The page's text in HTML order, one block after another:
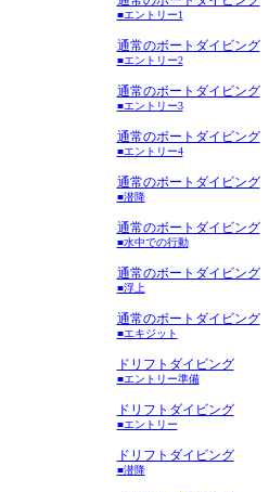
■エントリー1
通常のボートダイビング
■エントリー2
通常のボートダイビング
■エントリー3
通常のボートダイビング
■エントリー4
通常のボートダイビング
■潜降
通常のボートダイビング
■水中での行動
通常のボートダイビング
■浮上
通常のボートダイビング
■エキジット
ドリフトダイビング
■エントリー準備
ドリフトダイビング
■エントリー
ドリフトダイビング
■潜降